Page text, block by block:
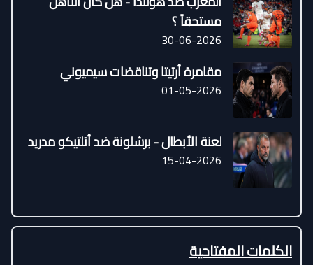
مستحقاً ؟
30-06-2026
مقامرة أرتيتا وتناقضات سيميوني
01-05-2026
لعنة الأبطال - برشلونة ضد أتلتيكو مدريد
15-04-2026
الكلمات المفتاحية